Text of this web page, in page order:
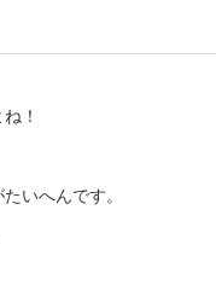
！
いへんです。